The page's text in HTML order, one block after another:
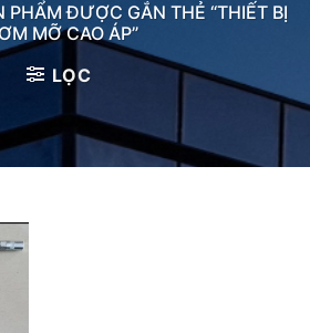
PHẨM ĐƯỢC GẮN THẺ “THIẾT BỊ
MỠ CAO ÁP”
LỌC